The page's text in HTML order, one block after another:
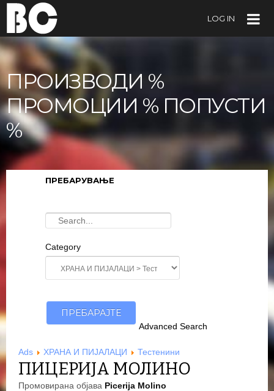
LOG IN
ПРОИЗВОДИ %
ПРОМОЦИИ % ПОПУСТИ
%
ПРЕБАРУВАЊЕ
Category
Advanced Search
Ads ХРАНА И ПИЈАЛАЦИ Тестенини
ПИЦЕРИЈА МОЛИНО
Промовирана објава Picerija Molino